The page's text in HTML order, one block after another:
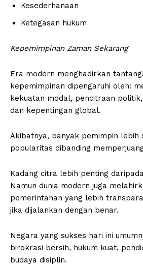
Kesederhanaan
Ketegasan hukum
Kepemimpinan Zaman Sekarang
Era modern menghadirkan
kepemimpinan dipengaruhi oleh:
kekuatan modal, pencitraan
dan kepentingan global.
Akibatnya, banyak pemimpin lebih
popularitas dibanding
Kadang citra lebih penting
Namun dunia modern juga
pemerintahan yang lebih
jika dijalankan dengan benar.
Negara yang sukses hari ini
birokrasi bersih, hukum kuat,
budaya disiplin.